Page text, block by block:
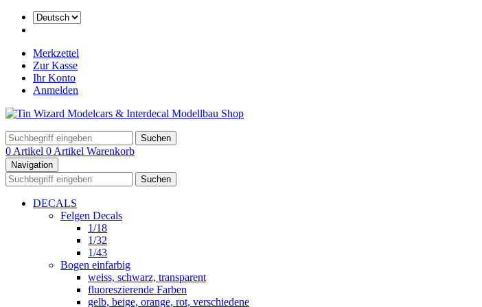
Merkzettel
Zur Kasse
Ihr Konto
Anmelden
Suchen
0 Artikel 0 Artikel Warenkorb
Navigation
Suchen
DECALS
Felgen Decals
1/18
1/32
1/43
Bogen einfarbig
weiss, schwarz, transparent
fluoreszierende Farben
gelb, beige, orange, rot, verschiedene